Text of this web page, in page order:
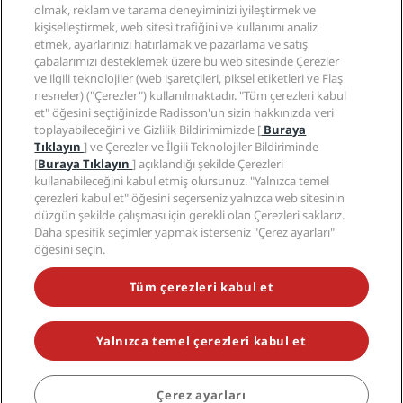
Sports Approved oteller
Aile Dostu Oteller
Sağlık ve Güvenlik
Medya
Kariyer RHG
Kariyer PPHE
EHL Kariyer
The Club by RHG
Geliştirme fırsatları
Sorumlu İşletme
Satın Alma
Gizlilik Merkezi
Yasal bildirim
Radisson Rewards hüküm ve koşulları
Site kullanım sözleşmesi
Dijital Erişilebilirlik
Modern Kölelik Beyanı
Yardım
Tüketici uyarıları
İletişim
SSS
Site haritası
Sosyal medya
Radisson Hotels Markaları
POPÜLER KAMPANYALARIMIZI KAÇIRMAYIN
© 2026 Radisson Hotel Group.Tüm hakları saklıdır. RHG Radisson
Hotel Group, Radisson, Radisson RED, Radisson Blu, Radisson Collection,
Radisson Individuals, Park Plaza, Park Inn, Country Inn & Suites, Prize by
Radisson, Radisson Rewards ve Radisson Meetings; Radisson Hotel
olmak, reklam ve tarama deneyiminizi iyileştirmek ve
kişiselleştirmek, web sitesi trafiğini ve kullanımı analiz
etmek, ayarlarınızı hatırlamak ve pazarlama ve satış
çabalarımızı desteklemek üzere bu web sitesinde Çerezler
ve ilgili teknolojiler (web işaretçileri, piksel etiketleri ve Flaş
nesneler) ("Çerezler") kullanılmaktadır. "Tüm çerezleri kabul
et" öğesini seçtiğinizde Radisson'un sizin hakkınızda veri
toplayabileceğini ve Gizlilik Bildirimimizde [ Buraya
Tıklayın] ve Çerezler ve İlgili Teknolojiler Bildiriminde
[Buraya Tıklayın] açıklandığı şekilde Çerezleri
kullanabileceğini kabul etmiş olursunuz. "Yalnızca temel
çerezleri kabul et" öğesini seçerseniz yalnızca web sitesinin
düzgün şekilde çalışması için gerekli olan Çerezleri saklarız.
Daha spesifik seçimler yapmak isterseniz "Çerez ayarları"
öğesini seçin.
Tüm çerezleri kabul et
Yalnızca temel çerezleri kabul et
Çerez ayarları